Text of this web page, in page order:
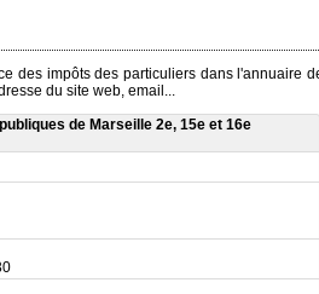
des impôts des particuliers dans l'annuaire
du site web, email...
de Marseille 2e, 15e et 16e